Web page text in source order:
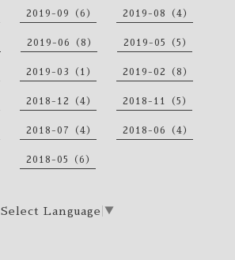
2019-09（6） 2019-08（4）
2019-06（8） 2019-05（5）
2019-03（1） 2019-02（8）
2018-12（4） 2018-11（5）
2018-07（4） 2018-06（4）
2018-05（6）
Select Language ▼